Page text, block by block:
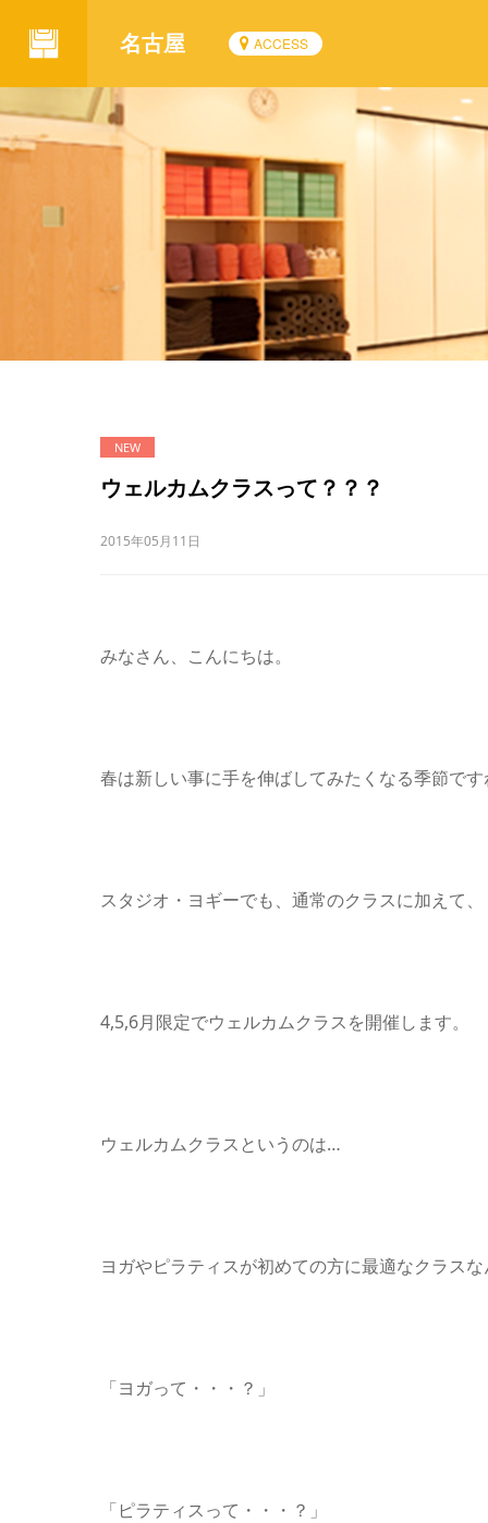
名古屋 ACCESS
ウェルカムクラスって？？？
2015年05月11日
みなさん、こんにちは。
春は新しい事に手を伸ばしてみたくなる季節で
スタジオ・ヨギーでも、通常のクラスに加えて、
4,5,6月限定でウェルカムクラスを開催します。
ウェルカムクラスというのは…
ヨガやピラティスが初めての方に最適なクラス
「ヨガって・・・？」
「ピラティスって・・・？」